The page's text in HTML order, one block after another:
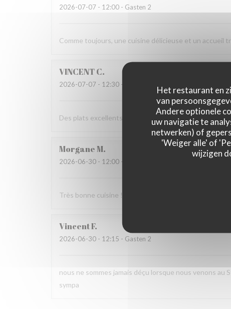
Het restaurant en
van
Andere optionele
uw navigatie te
netwerken) of
'Weiger alle' of
wijzigen
2026-07-07 - 12:00 - Gasten 2
Comme toujours, une cuisine délicieuse et un accueil
VINCENTC
2026-07-07 - 12:30 - Gasten 8
Des plats excellents et un service au top ! On ne
Morgane M
2026-06-30 - 12:00 - Gasten 9
Très bonne cuisine ! Un régal et service au top.
VincentF
2026-06-30 - 12:15 - Gasten 2
nous ne sommes jamais déçu lorsque nous venons
sympa